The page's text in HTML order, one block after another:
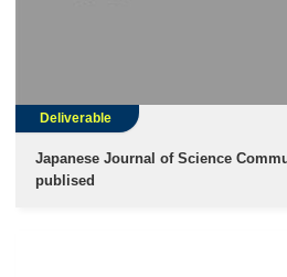
Deliverable
Japanese Journal of Science
publised